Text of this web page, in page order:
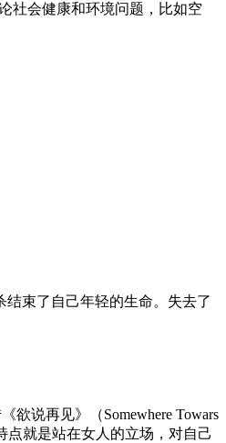
社会健康和环境问题，比如空
束了自己年轻的生命。失去了
说再见》（Somewhere Towars
点就是站在女人的立场，对自己